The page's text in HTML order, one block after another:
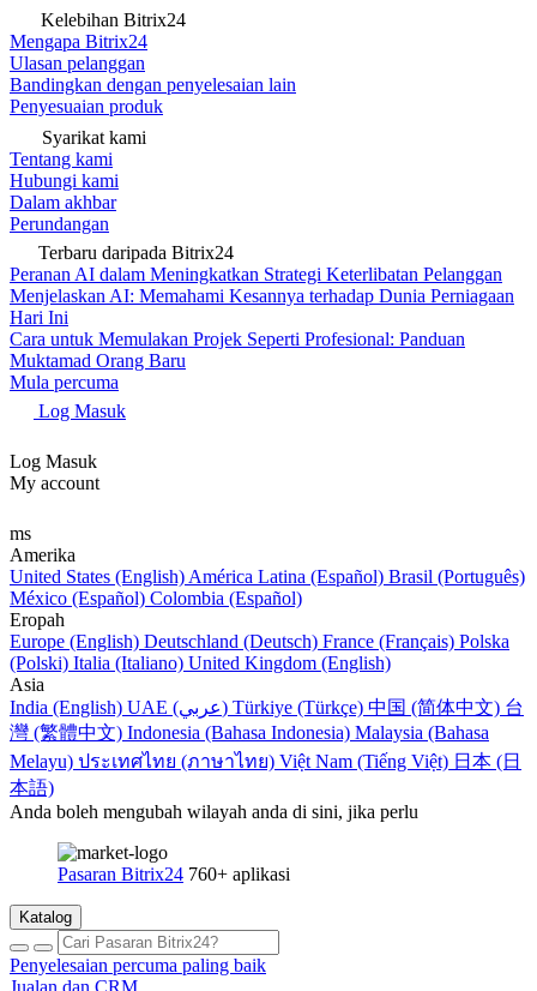
Kelebihan Bitrix24
Mengapa Bitrix24
Ulasan pelanggan
Bandingkan dengan penyelesaian lain
Penyesuaian produk
Syarikat kami
Tentang kami
Hubungi kami
Dalam akhbar
Perundangan
Terbaru daripada Bitrix24
Peranan AI dalam Meningkatkan Strategi Keterlibatan Pelanggan
Menjelaskan AI: Memahami Kesannya terhadap Dunia Perniagaan
Hari Ini
Cara untuk Memulakan Projek Seperti Profesional: Panduan
Muktamad Orang Baru
Mula percuma
Log Masuk
Log Masuk
My account
ms
Amerika
United States (English) América Latina (Español) Brasil (Português)
México (Español) Colombia (Español)
Eropah
Europe (English) Deutschland (Deutsch) France (Français) Polska
(Polski) Italia (Italiano) United Kingdom (English)
Asia
India (English)
UAE (عربي) Türkiye (Türkçe) 中国 (简体中文) 台
灣 (繁體中文) Indonesia (Bahasa Indonesia) Malaysia (Bahasa
Melayu) ประเทศไทย (ภาษาไทย) Việt Nam (Tiếng Việt) 日本 (日
本語)
Anda boleh mengubah wilayah anda di sini, jika perlu
Pasaran Bitrix24 760+ aplikasi
Katalog
Penyelesaian percuma paling baik
Jualan dan CRM